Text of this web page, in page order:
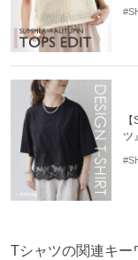
ツ
Tシャツの関連キー